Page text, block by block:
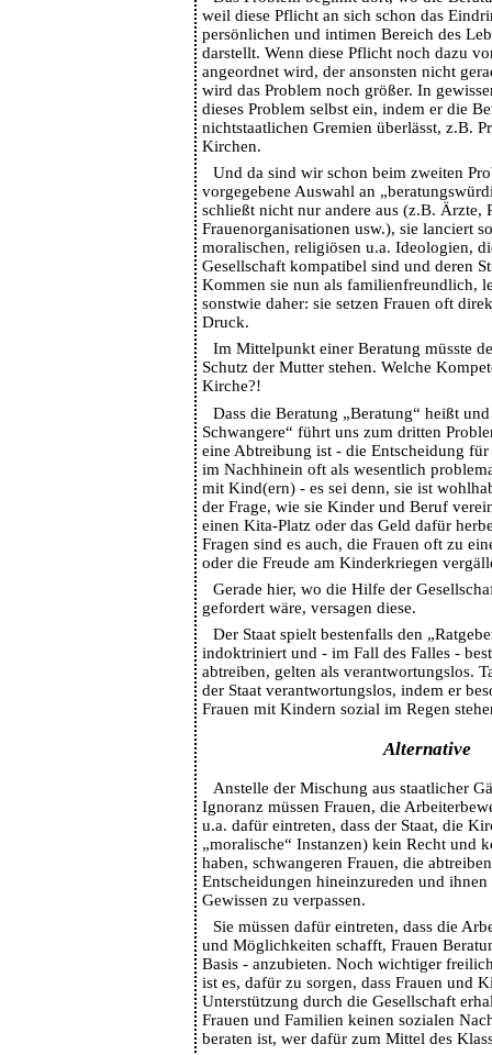
weil diese Pflicht an sich schon das
persönlichen und intimen Bereich des
darstellt. Wenn diese Pflicht noch dazu
angeordnet wird, der ansonsten nicht
wird das Problem noch größer. In
dieses Problem selbst ein, indem er die
nichtstaatlichen Gremien überlässt, z.B.
Kirchen.
Und da sind wir schon beim zweiten
vorgegebene Auswahl an
schließt nicht nur andere aus (z.B. Ärzte,
Frauenorganisationen usw.), sie lanciert
moralischen, religiösen u.a. Ideologien,
Gesellschaft kompatibel sind und deren
Kommen sie nun als familienfreundlich,
sonstwie daher: sie setzen Frauen oft
Druck.
Im Mittelpunkt einer Beratung müsste
Schutz der Mutter stehen. Welche
Kirche?!
Dass die Beratung „Beratung“ heißt
Schwangere“ führt uns zum dritten
eine Abtreibung ist - die Entscheidung
im Nachhinein oft als wesentlich
mit Kind(ern) - es sei denn, sie ist
der Frage, wie sie Kinder und Beruf
einen Kita-Platz oder das Geld dafür
Fragen sind es auch, die Frauen oft zu
oder die Freude am Kinderkriegen
Gerade hier, wo die Hilfe der
gefordert wäre, versagen diese.
Der Staat spielt bestenfalls den
indoktriniert und - im Fall des Falles -
abtreiben, gelten als verantwortungslos.
der Staat verantwortungslos, indem er
Frauen mit Kindern sozial im Regen
Alternative
Anstelle der Mischung aus staatlicher
Ignoranz müssen Frauen, die
u.a. dafür eintreten, dass der Staat, die
„moralische“ Instanzen) kein Recht und
haben, schwangeren Frauen, die
Entscheidungen hineinzureden und ihnen
Gewissen zu verpassen.
Sie müssen dafür eintreten, dass die
und Möglichkeiten schafft, Frauen
Basis - anzubieten. Noch wichtiger
ist es, dafür zu sorgen, dass Frauen und
Unterstützung durch die Gesellschaft
Frauen und Familien keinen sozialen
beraten ist, wer dafür zum Mittel des